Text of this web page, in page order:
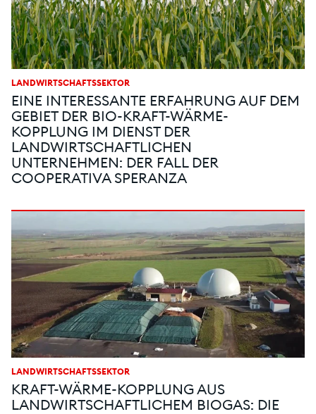
LANDWIRTSCHAFTSSEKTOR
EINE INTERESSANTE ERFAHRUNG AUF DEM
GEBIET DER BIO-KRAFT-WÄRME-
KOPPLUNG IM DIENST DER
LANDWIRTSCHAFTLICHEN
UNTERNEHMEN: DER FALL DER
COOPERATIVA SPERANZA
LANDWIRTSCHAFTSSEKTOR
KRAFT-WÄRME-KOPPLUNG AUS
LANDWIRTSCHAFTLICHEM BIOGAS: DIE